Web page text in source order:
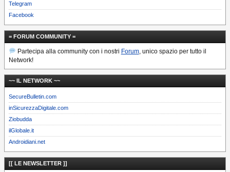
Telegram
Facebook
= FORUM COMMUNITY =
Partecipa alla community con i nostri Forum, unico spazio per tutto il
Network!
~~ IL NETWORK ~~
SecureBulletin.com
inSicurezzaDigitale.com
Ziobudda
ilGlobale.it
Androidiani.net
[[ LE NEWSLETTER ]]